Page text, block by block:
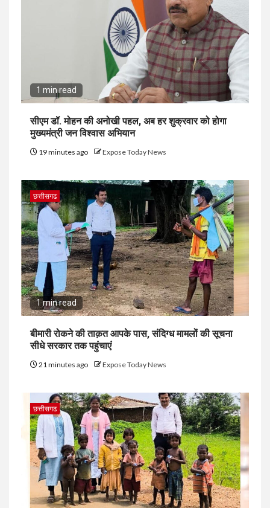
1 min read
सीएम डॉ. मोहन की अनोखी पहल, अब हर शुक्रवार को होगा
मुख्यमंत्री जन विश्वास अभियान
19 minutes ago Expose Today News
छत्तीसगढ
1 min read
बीमारी रोकने की ताक़त आपके पास, संदिग्ध मामलों की सूचना
सीधे सरकार तक पहुंचाएं
21 minutes ago Expose Today News
छत्तीसगढ